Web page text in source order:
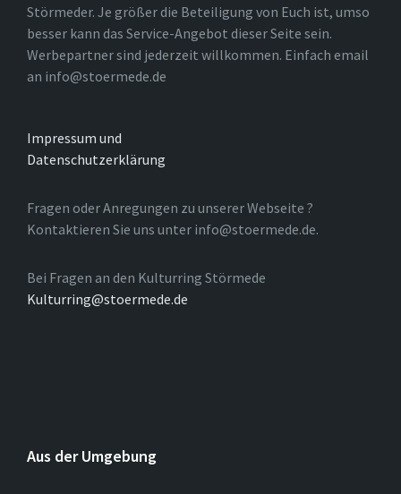
Störmeder. Je größer die Beteiligung von Euch ist, umso
besser kann das Service-Angebot dieser Seite sein.
Werbepartner sind jederzeit willkommen. Einfach email
an info@stoermede.de
Impressum und
Datenschutzerklärung
Fragen oder Anregungen zu unserer Webseite ?
Kontaktieren Sie uns unter info@stoermede.de.
Bei Fragen an den Kulturring Störmede
Kulturring@stoermede.de
Aus der Umgebung